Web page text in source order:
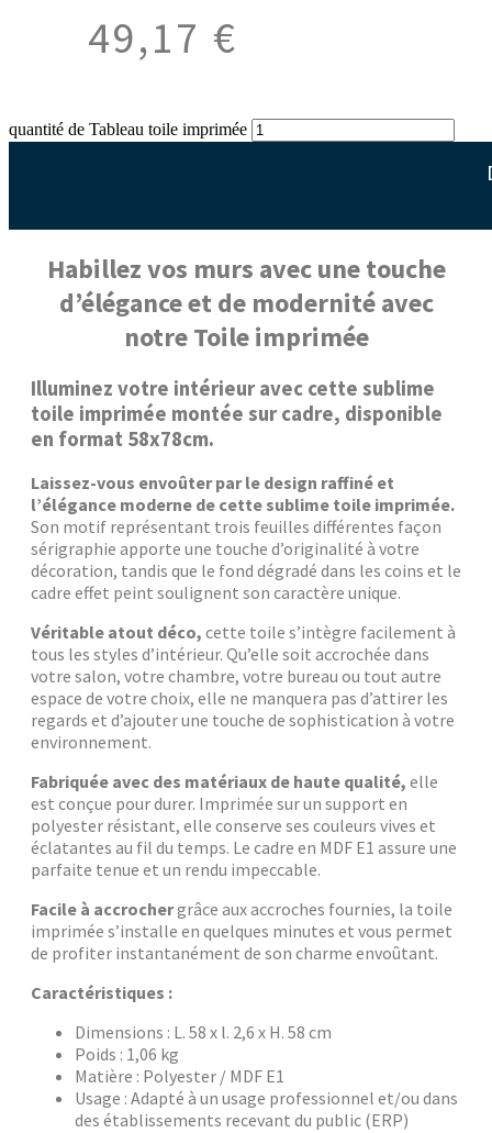
49,17 €
quantité de Tableau toile imprimée
Habillez vos murs avec une touche
d’élégance et de modernité avec
notre Toile imprimée
Illuminez votre intérieur avec cette sublime
toile imprimée montée sur cadre, disponible
en format 58x78cm.
Laissez-vous envoûter par le design raffiné et
l’élégance moderne de cette sublime toile imprimée.
Son motif représentant trois feuilles différentes façon
sérigraphie apporte une touche d’originalité à votre
décoration, tandis que le fond dégradé dans les coins et le
cadre effet peint soulignent son caractère unique.
Véritable atout déco, cette toile s’intègre facilement à
tous les styles d’intérieur. Qu’elle soit accrochée dans
votre salon, votre chambre, votre bureau ou tout autre
espace de votre choix, elle ne manquera pas d’attirer les
regards et d’ajouter une touche de sophistication à votre
environnement.
Fabriquée avec des matériaux de haute qualité, elle
est conçue pour durer. Imprimée sur un support en
polyester résistant, elle conserve ses couleurs vives et
éclatantes au fil du temps. Le cadre en MDF E1 assure une
parfaite tenue et un rendu impeccable.
Facile à accrochergrâce aux accroches fournies, la toile
imprimée s’installe en quelques minutes et vous permet
de profiter instantanément de son charme envoûtant.
Caractéristiques :
Dimensions : L. 58 x l. 2,6 x H. 58 cm
Poids : 1,06 kg
Matière : Polyester / MDF E1
Usage : Adapté à un usage professionnel et/ou dans
des établissements recevant du public (ERP)